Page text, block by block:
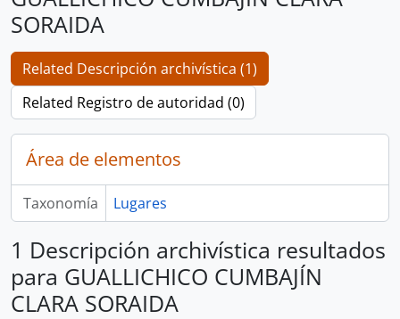
SORAIDA
Related Descripción archivística (1)
Related Registro de autoridad (0)
Área de elementos
Taxonomía Lugares
1 Descripción archivística resultados
para GUALLICHICO CUMBAJÍN
CLARA SORAIDA